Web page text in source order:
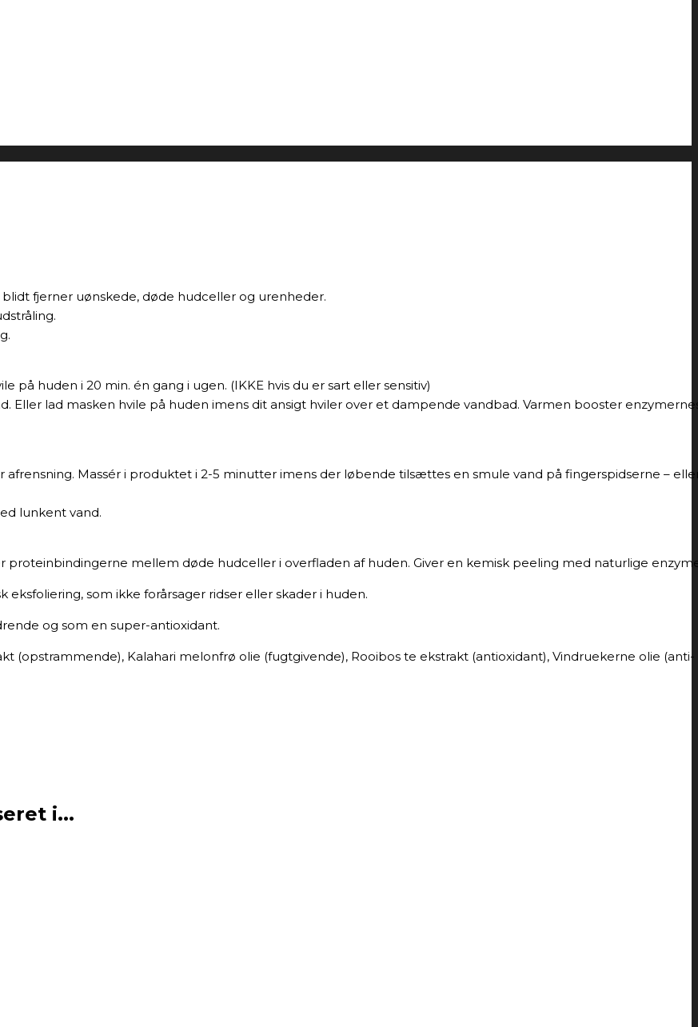
fjerner uønskede, døde hudceller og urenheder.
på huden i 20 min. én gang i ugen. (IKKE hvis du er sart eller sensitiv)
Eller lad masken hvile på huden imens dit ansigt hviler over et dampende vandbad. Varmen booster
afrensning. Massér i produktet i 2-5 minutter imens der løbende tilsættes en smule vand på fingerspidserne –
lunkent vand.
proteinbindingerne mellem døde hudceller i overfladen af huden. Giver en kemisk peeling med naturlige
som ikke forårsager ridser eller skader i huden.
og som en super-antioxidant.
(opstrammende), Kalahari melonfrø olie (fugtgivende), Rooibos te ekstrakt (antioxidant), Vindruekerne olie (anti-
i...